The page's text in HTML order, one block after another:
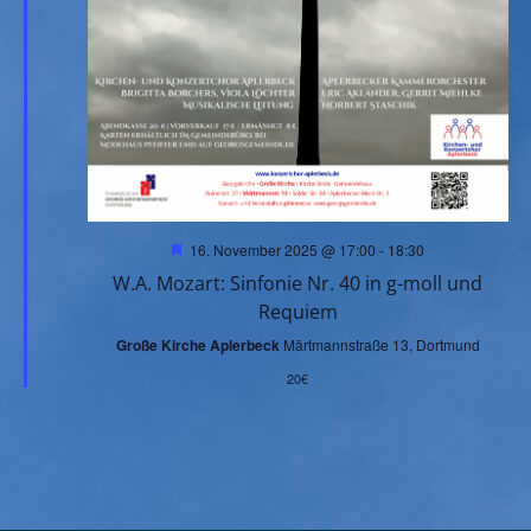
t
u
n
g
e
n
u
n
g
A
Hervorgehoben
16. November 2025 @ 17:00 - 18:30
W.A. Mozart: Sinfonie Nr. 40 in g-moll und
Requiem
Große Kirche Aplerbeck Märtmannstraße 13, Dortmund
20€